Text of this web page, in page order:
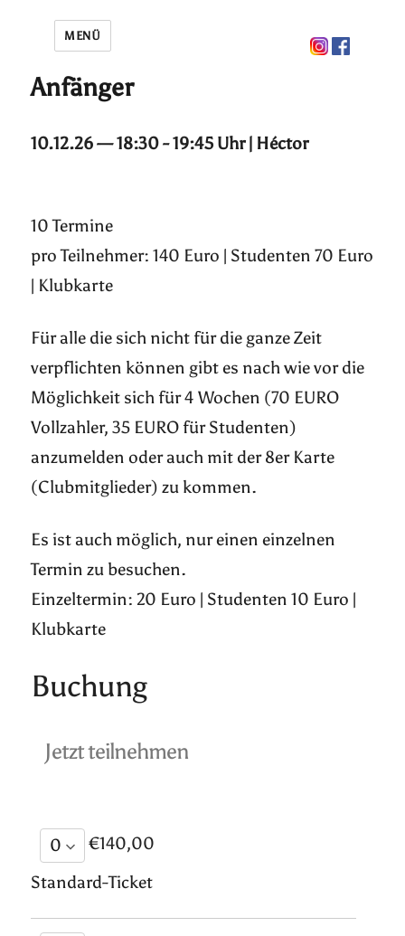
MENÜ
Anfänger
10.12.26 — 18:30 - 19:45 Uhr | Héctor
10 Termine
pro Teilnehmer: 140 Euro | Studenten 70 Euro
| Klubkarte
Für alle die sich nicht für die ganze Zeit
verpflichten können gibt es nach wie vor die
Möglichkeit sich für 4 Wochen (70 EURO
Vollzahler, 35 EURO für Studenten)
anzumelden oder auch mit der 8er Karte
(Clubmitglieder) zu kommen.
Es ist auch möglich, nur einen einzelnen
Termin zu besuchen.
Einzeltermin: 20 Euro | Studenten 10 Euro |
Klubkarte
Buchung
Jetzt teilnehmen
€140,00
Standard-Ticket